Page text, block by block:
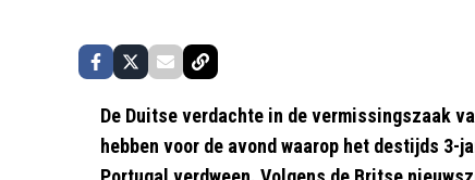
De Duitse verdachte in de vermissingszaak
hebben voor de avond waarop het destijds